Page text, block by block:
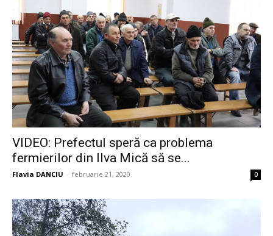
VIDEO: Prefectul speră ca problema
fermierilor din Ilva Mică să se...
Flavia DANCIU - februarie 21, 2020 0